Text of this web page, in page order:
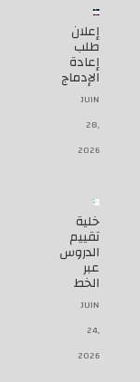
إعلان
طلب
إعادة
الإدماج
JUIN
28,
2026
خلية
تقييم
الدروس
عبر
الخط
JUIN
24,
2026